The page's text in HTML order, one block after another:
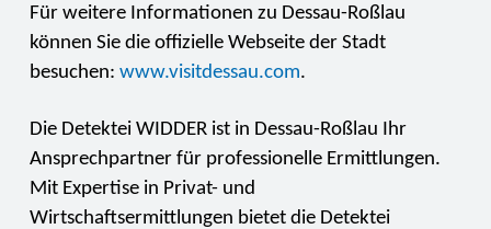
Für weitere Informationen zu Dessau-Roßlau
können Sie die offizielle Webseite der Stadt
besuchen: www.visitdessau.com​.
​Die Detektei WIDDER ist in Dessau-Roßlau Ihr
Ansprechpartner für professionelle Ermittlungen.
Mit Expertise in Privat- und
Wirtschaftsermittlungen bietet die Detektei